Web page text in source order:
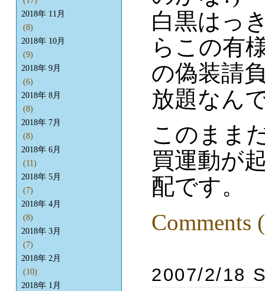
白黒はっ
らこの有
の偽装請
放題なん
このまま
買運動が
配です。
Comments
2007/2/18
2018年 11月
(8)
2018年 10月
(9)
2018年 9月
(6)
2018年 8月
(8)
2018年 7月
(8)
2018年 6月
(11)
2018年 5月
(7)
2018年 4月
(8)
2018年 3月
(7)
2018年 2月
(10)
2018年 1月